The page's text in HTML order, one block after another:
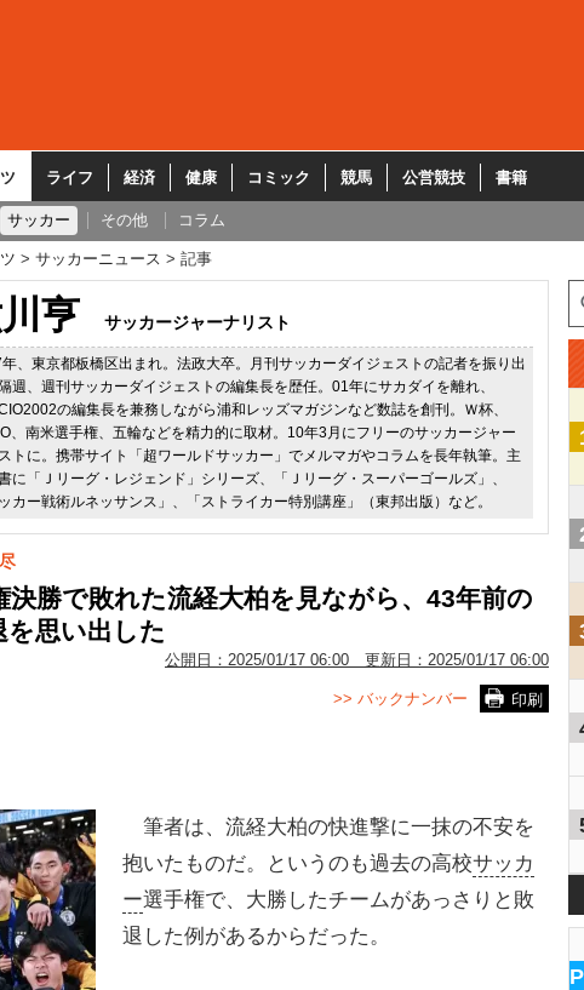
ライフ 経済 健康 コミック 競馬 公営競技 書籍
サッカー その他 コラム
サッカーニュース 記事
亨 サッカージャーナリスト
、東京都板橋区出まれ。法政大卒。月刊サッカーダイジェストの記者を振り出
週、週刊サッカーダイジェストの編集長を歴任。01年にサカダイを離れ、
の編集長を兼務しながら浦和レッズマガジンなど数誌を創刊。Ｗ杯、
、南米選手権、五輪などを精力的に取材。10年3月にフリーのサッカージャー
トに。携帯サイト「超ワールドサッカー」でメルマガやコラムを長年執筆。主
に「Ｊリーグ・レジェンド」シリーズ、「Ｊリーグ・スーパーゴールズ」、
ッカー戦術ルネッサンス」、「ストライカー特別講座」（東邦出版）など。
決勝で敗れた流経大柏を見ながら、43年前の
を思い出した
公開日： 2025/01/17 06:00 更新日： 2025/01/17 06:00
印刷
>> バックナンバー
筆者は、流経大柏の快進撃に一抹の不安を
抱いたものだ。というのも過去の高校サッカ
ー選手権で、大勝したチームがあっさりと敗
退した例があるからだった。